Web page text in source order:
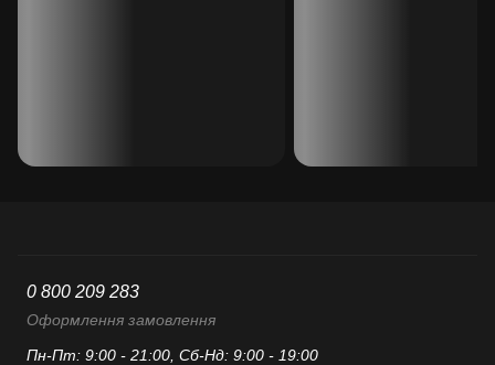
0 800 209 283
Оформлення замовлення
Пн-Пт: 9:00 - 21:00, Сб-Нд: 9:00 - 19:00